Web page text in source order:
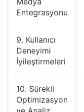
Entegrasyonu
9. Kullanıcı
Deneyimi
İyileştirmeleri
10. Sürekli
Optimizasyon